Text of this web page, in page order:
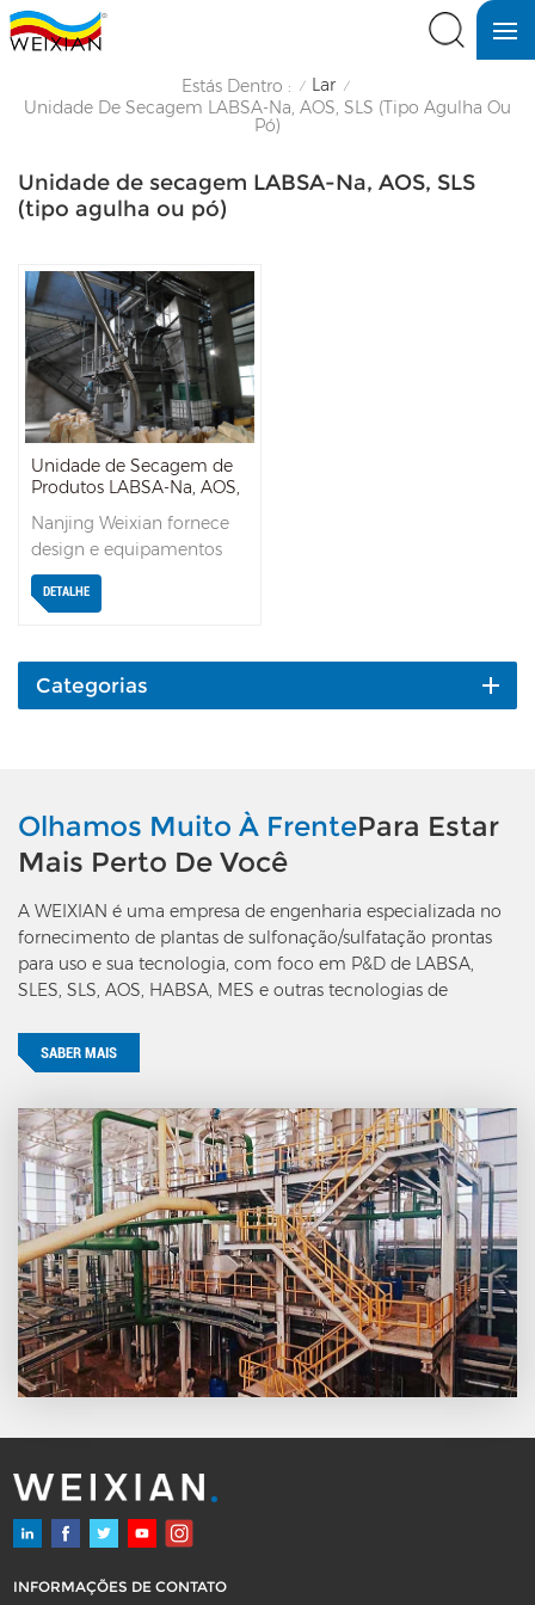
Estás Dentro : / Lar /
Unidade De Secagem LABSA-Na, AOS, SLS (tipo Agulha Ou
Pó)
Unidade de secagem LABSA-Na, AOS, SLS
(tipo agulha ou pó)
Unidade de Secagem de
Produtos LABSA-Na, AOS,
Nanjing Weixian fornece
design e equipamentos
para LAS, AOS, processo
de secagem de material
como pó ou em forma de
agulha de acordo com as
DETALHE
Categorias
Olhamos Muito À FrentePara Estar
Mais Perto De Você
A WEIXIAN é uma empresa de engenharia especializada no
fornecimento de plantas de sulfonação/sulfatação prontas
para uso e sua tecnologia, com foco em P&D de LABSA,
SLES, SLS, AOS, HABSA, MES e outras tecnologias de
SABER MAIS
INFORMAÇÕES DE CONTATO